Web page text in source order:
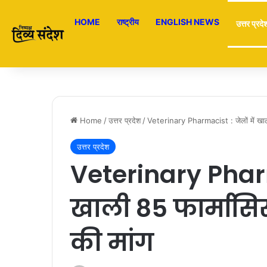
HOME राष्ट्रीय ENGLISH NEWS उत्तर
Home /उत्तर प्रदेश /Veterinary Pharmacist : जेलों में
उत्तर प्रदेश
Veterinary
खाली 85
की मांग